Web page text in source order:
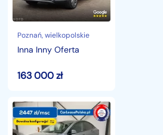
Poznań, wielkopolskie
Inna Inny Oferta
163 000zł
Tesla
Model
Y